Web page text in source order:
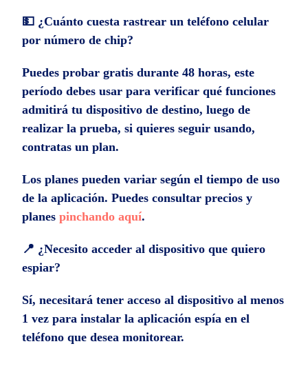
💵 ¿Cuánto cuesta rastrear un teléfono celular
por número de chip?
Puedes probar gratis durante 48 horas, este
período debes usar para verificar qué funciones
admitirá tu dispositivo de destino, luego de
realizar la prueba, si quieres seguir usando,
contratas un plan.
Los planes pueden variar según el tiempo de uso
de la aplicación. Puedes consultar precios y
planespinchando aquí.
📍 ¿Necesito acceder al dispositivo que quiero
espiar?
Sí, necesitará tener acceso al dispositivo al menos
1 vez para instalar la aplicación espía en el
teléfono que desea monitorear.